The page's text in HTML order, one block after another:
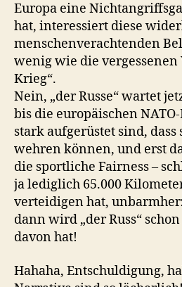
Europa eine
hat, interessiert diese
menschenverachtenden
wenig wie die
Krieg“.
Nein, „der Russe“ wartet
bis die europäischen
stark aufgerüstet sind,
wehren können, und erst
die sportliche Fairness –
ja lediglich 65.000
verteidigen hat,
dann wird „der Russ“
davon hat!
Hahaha, Entschuldigung,